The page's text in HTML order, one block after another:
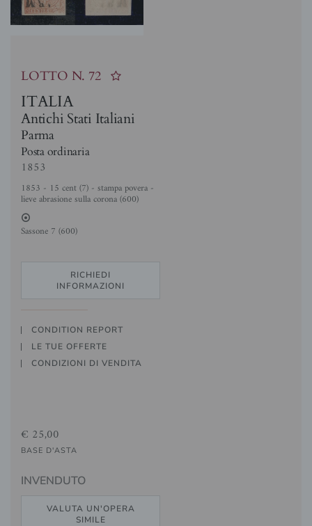
LOTTO N. 72
ITALIA
Antichi Stati Italiani
Parma
Posta ordinaria
1853
1853 - 15 cent (7) - stampa povera -
lieve abrasione sulla corona (600)
2
Sassone 7 (600)
RICHIEDI
INFORMAZIONI
CONDITION REPORT
LE TUE OFFERTE
CONDIZIONI DI VENDITA
€ 25,00
BASE D'ASTA
INVENDUTO
VALUTA UN'OPERA
SIMILE